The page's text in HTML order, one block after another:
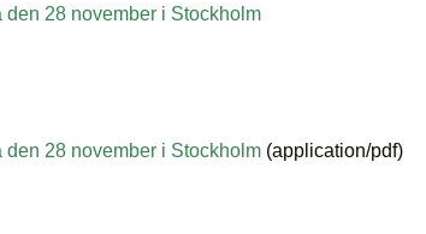
den 28 november i Stockholm
den 28 november i Stockholm (application/pdf)